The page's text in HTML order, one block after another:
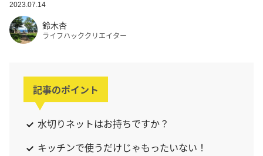
2023.07.14
鈴木杏
ライフハッククリエイター
記事のポイント
水切りネットはお持ちですか？
キッチンで使うだけじゃもったいない！